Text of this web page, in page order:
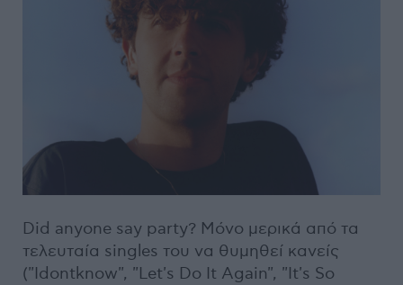
Did anyone say party? Μόνο μερικά από τα
τελευταία singles του να θυμηθεί κανείς
("Idontknow", "Let's Do It Again", "It's So